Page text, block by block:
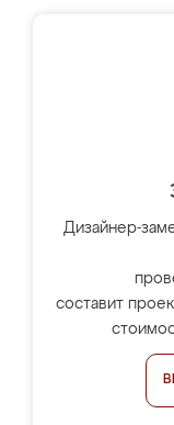
Дизайнер-
составит